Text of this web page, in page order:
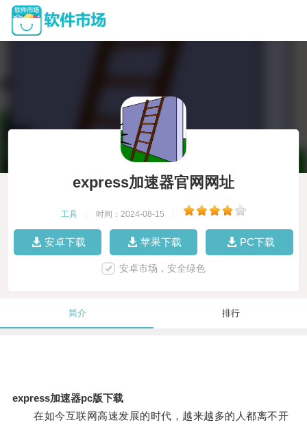
express加速器官网网址
工具 时间：2024-08-15
安卓下载 苹果下载 PC下载
安卓市场，安全绿色
简介 排行
express加速器pc版下载
在如今互联网高速发展的时代，越来越多的人都离不开